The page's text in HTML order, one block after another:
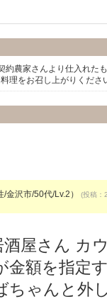
農家さんより仕入れた
理をお召し上がりくださ
/金沢市/50代/Lv.2） (投稿
屋さん カ
金額を指定
ちゃんと外